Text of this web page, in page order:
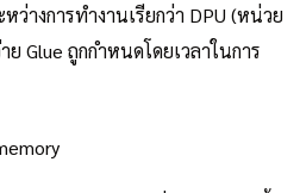
ว่างการทำงานเรียกว่า DPU (หน่วย
Glue ถูกกำหนดโดยเวลาในการ